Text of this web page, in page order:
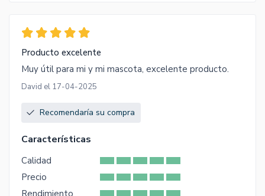
Producto excelente
Muy útil para mi y mi mascota, excelente producto.
David el 17-04-2025
Recomendaría su compra
Características
Calidad
Precio
Rendimiento